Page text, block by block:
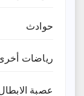
حوادث
رياضات
عصبة